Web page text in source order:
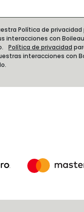
Política de
interacciones con
Política de privacidad
interacciones con